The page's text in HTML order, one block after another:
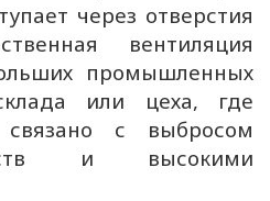
через отверстия
вентиляция
промышленных
или цеха, где
с выбросом
и высокими